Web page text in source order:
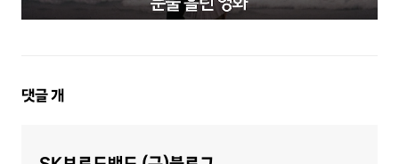
댓
댓글개